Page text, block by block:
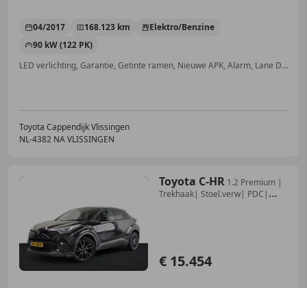
04/2017 168.123 km
Elektro/Benzine
90 kW (122 PK)
LED verlichting, Garantie, Getinte ramen, Nieuwe APK, Alarm, Lane Departure Warning Systeem, Stoelverwarming, Parkeerhulp met camera
Toyota Cappendijk Vlissingen
NL-4382 NA VLISSINGEN
Toyota C-HR 1.2 Premium |
Trekhaak| Stoel.verw| PDC|
€ 15.454